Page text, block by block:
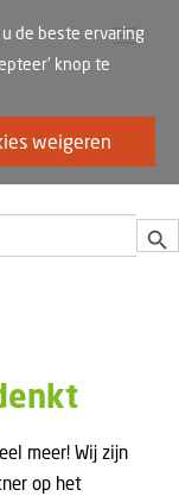
meer! Wij zijn
op het
de beste ervaring
knop te
weigeren